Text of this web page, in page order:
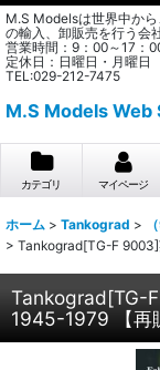
M.S Modelsは世界中か
の輸入、卸販売を行う会
営業時間：9：00～17：
定休日：日曜日・月曜日
TEL:029-212-7475
M.S Models Web
カテゴリ マイページ
ホーム > Tankograd >
> Tankograd[TG-F 9003]
Tankograd[TG-F
1945-1979 【再